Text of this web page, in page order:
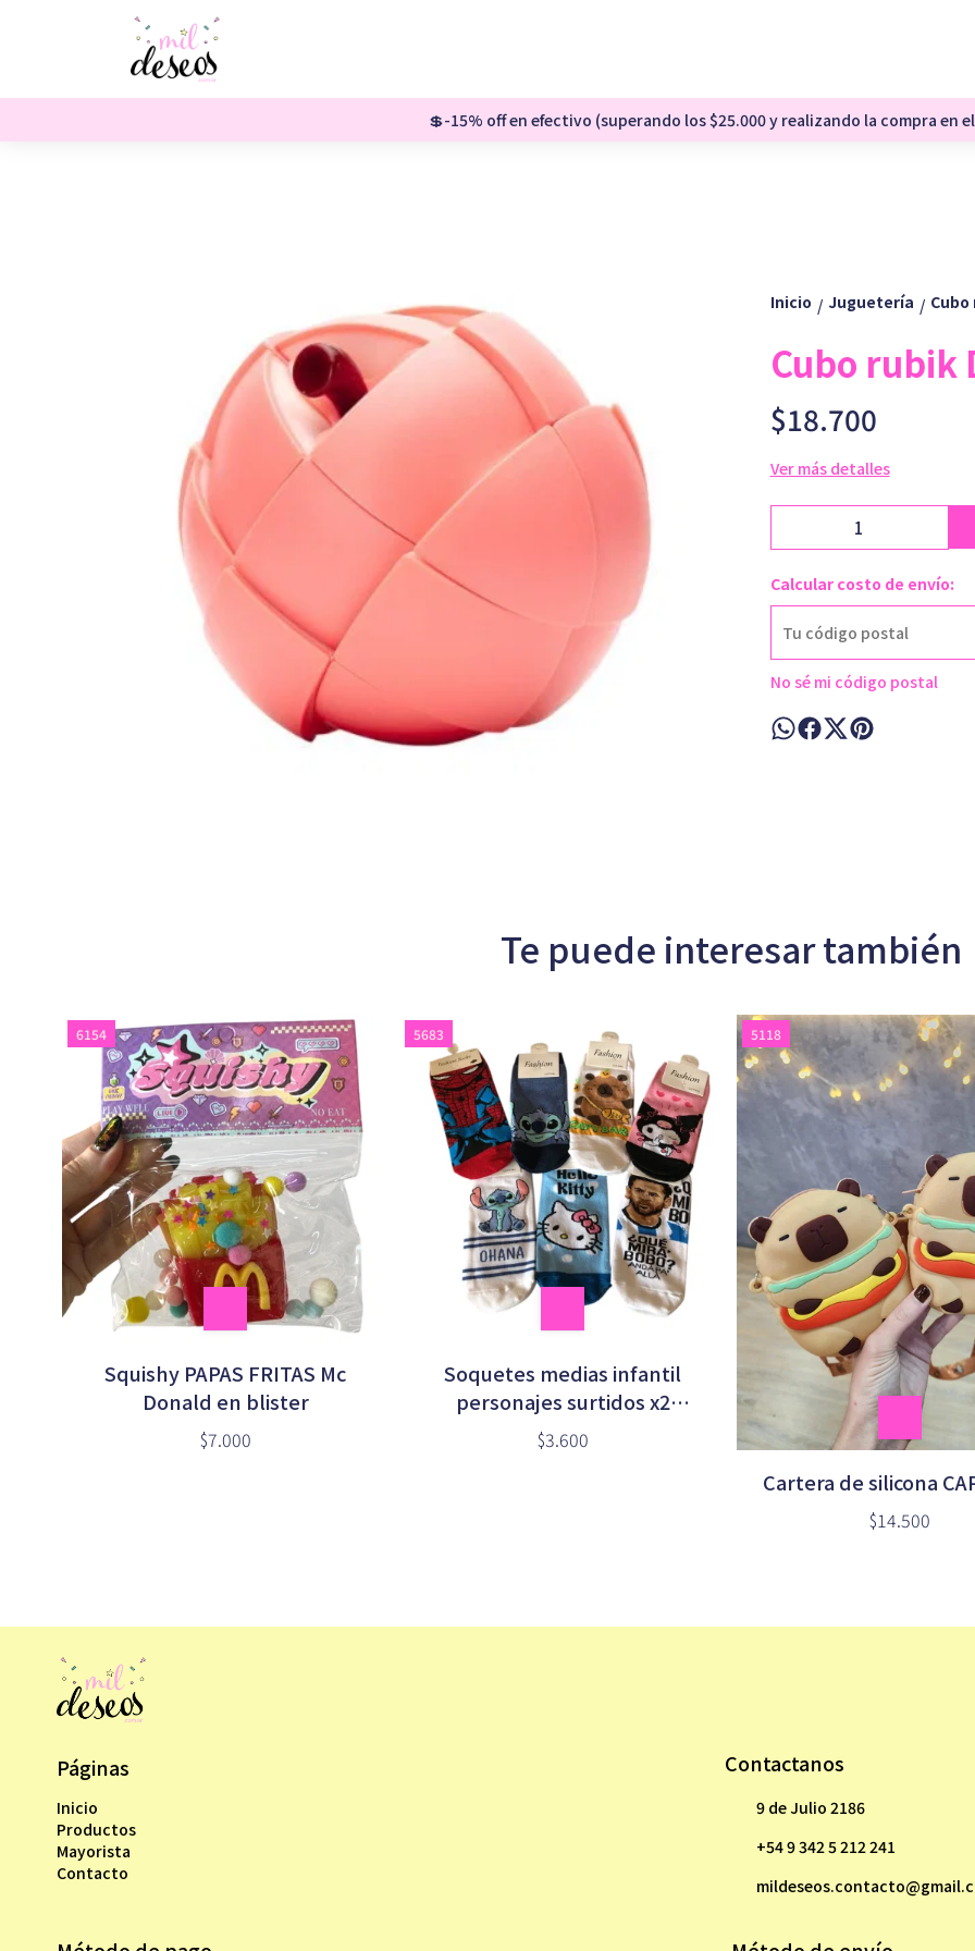
💲-15% off en efectivo (superando los $25.000 y realizando la compra en
Inicio / Juguetería / Cubo
Cubo rubik
$18.700
Ver más detalles
Calcular costo de envío:
No sé mi código postal
Te puede interesar también
6154
Squishy PAPAS FRITAS Mc
Donald en blister
$7.000
5683
Soquetes medias infantil
personajes surtidos x2
unidades
$3.600
5118
Cartera de silicona
$14.500
Páginas
Inicio
Productos
Mayorista
Contacto
Contactanos
9 de Julio 2186
+54 9 342 5 212 241